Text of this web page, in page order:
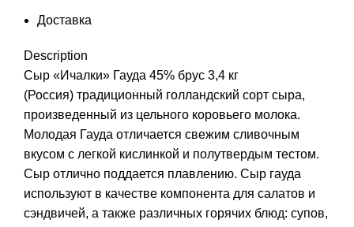
Доставка
Description
Сыр «Ичалки» Гауда 45% брус 3,4 кг
(Россия) традиционный голландский сорт сыра,
произведенный из цельного коровьего молока.
Молодая Гауда отличается свежим сливочным
вкусом с легкой кислинкой и полутвердым тестом.
Сыр отлично поддается плавлению. Сыр гауда
используют в качестве компонента для салатов и
сэндвичей, а также различных горячих блюд: супов,